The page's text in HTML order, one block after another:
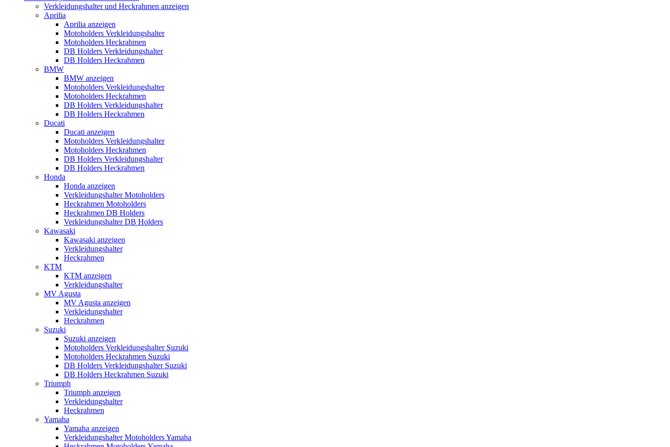
Verkleidungshalter und Heckrahmen anzeigen
Aprilia
Aprilia anzeigen
Motoholders Verkleidungshalter
Motoholders Heckrahmen
DB Holders Verkleidungshalter
DB Holders Heckrahmen
BMW
BMW anzeigen
Motoholders Verkleidungshalter
Motoholders Heckrahmen
DB Holders Verkleidungshalter
DB Holders Heckrahmen
Ducati
Ducati anzeigen
Motoholders Verkleidungshalter
Motoholders Heckrahmen
DB Holders Verkleidungshalter
DB Holders Heckrahmen
Honda
Honda anzeigen
Verkleidungshalter Motoholders
Heckrahmen Motoholders
Heckrahmen DB Holders
Verkleidungshalter DB Holders
Kawasaki
Kawasaki anzeigen
Verkleidungshalter
Heckrahmen
KTM
KTM anzeigen
Verkleidungshalter
MV Agusta
MV Agusta anzeigen
Verkleidungshalter
Heckrahmen
Suzuki
Suzuki anzeigen
Motoholders Verkleidungshalter Suzuki
Motoholders Heckrahmen Suzuki
DB Holders Verkleidungshalter Suzuki
DB Holders Heckrahmen Suzuki
Triumph
Triumph anzeigen
Verkleidungshalter
Heckrahmen
Yamaha
Yamaha anzeigen
Verkleidungshalter Motoholders Yamaha